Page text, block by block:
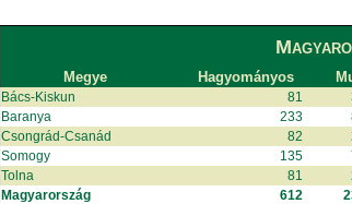
Megye Hagyományos
Bács-Kiskun 81
Baranya
233
Csongrád-Csanád
82
Somogy
135
Tolna
81
Magyarország
612